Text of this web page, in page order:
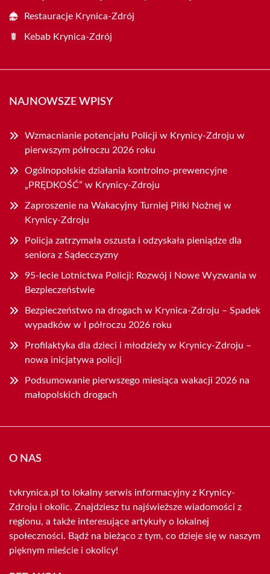
Restauracje Krynica-Zdrój
Kebab Krynica-Zdrój
NAJNOWSZE WPISY
Wzmacnianie potencjału Policji w Krynicy-Zdroju w
pierwszym półroczu 2026 roku
Ogólnopolskie działania kontrolno-prewencyjne
„PRĘDKOŚĆ” w Krynicy-Zdroju
Zaproszenie na Wakacyjny Turniej Piłki Nożnej w
Krynicy-Zdroju
Policja zatrzymała oszusta i odzyskała pieniądze dla
seniora z Sądecczyzny
95-lecie Lotnictwa Policji: Rozwój i Nowe Wyzwania w
Bezpieczeństwie
Bezpieczeństwo na drogach w Krynica-Zdroju – Spadek
wypadków w I półroczu 2026 roku
Profilaktyka dla dzieci i młodzieży w Krynicy-Zdroju –
nowa inicjatywa policji
Podsumowanie pierwszego miesiąca wakacji 2026 na
małopolskich drogach
O NAS
tvkrynica.pl to lokalny serwis informacyjny z Krynicy-
Zdroju i okolic. Znajdziesz tu najświeższe wiadomości z
regionu, a także interesujące artykuły o lokalnej
społeczności. Bądź na bieżąco z tym, co dzieje się w naszym
pięknym mieście i okolicy!